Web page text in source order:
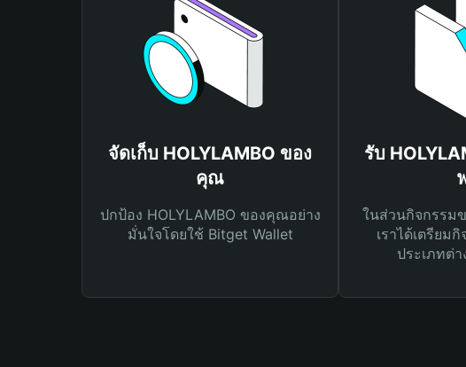
จัดเก็บ HOLYLAMBO ของ
คุณ
ปกป้อง HOLYLAMBO ของคุณอย่าง
มั่นใจโดยใช้ Bitget Wallet
รับ
ในส่วนกิจกรรม
เราได้เตรียม
ประเภทต่